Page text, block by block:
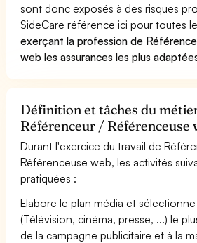
sont donc exposés à des risques
SideCare référence ici pour toutes
exerçant la profession de
web les assurances les plus
Définition et tâches du
Référenceur / Référenceuse
Durant l'exercice du travail de
Référenceuse web, les activités
pratiquées :
Elabore le plan média et
(Télévision, cinéma, presse, ...) le
de la campagne publicitaire et à la